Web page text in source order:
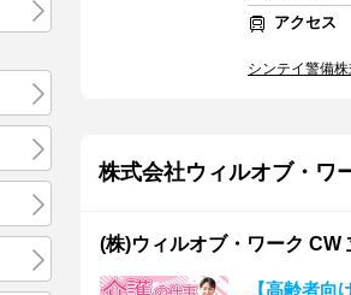
アクセス
シンテイ警備
株式会社ウィルオブ・ワ
(株)ウィルオブ・ワーク CW
【高齢者